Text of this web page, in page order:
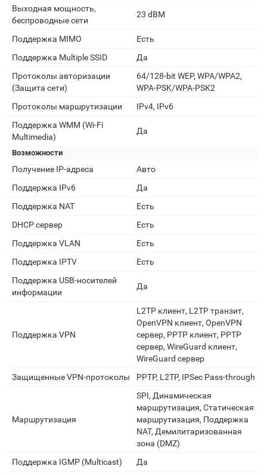
Выходная мощность,
беспроводные сети
23 dBM
Поддержка MIMO
Есть
Поддержка Multiple SSID
Да
Протоколы авторизации
(Защита сети)
64/128-bit WEP, WPA/WPA2,
WPA-PSK/WPA-PSK2
Протоколы маршрутизации
IPv4, IPv6
Поддержка WMM (Wi-Fi
Multimedia)
Да
Возможности
Получение IP-адреса
Авто
Поддержка IPv6
Да
Поддержка NAT
Есть
DHCP сервер
Есть
Поддержка VLAN
Есть
Поддержка IPTV
Есть
Поддержка USB-носителей
информации
Да
Поддержка VPN
L2TP клиент, L2TP транзит,
OpenVPN клиент, OpenVPN
сервер, PPTP клиент, PPTP
сервер, WireGuard клиент,
WireGuard сервер
Защищенные VPN-протоколы
PPTP, L2TP, IPSec Pass-through
Маршрутизация
SPI, Динамическая
маршрутизация, Статическая
маршрутизация, Поддержка
NAT, Демилитаризованная
зона (DMZ)
Поддержка IGMP (Multicast)
Да